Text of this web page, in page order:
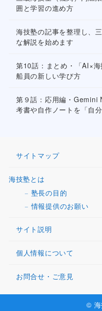
囲と学習の進め方
海技塾の記事を整理し、
な解説を始めます
第10話：まとめ・「AI×
船員の新しい学び方
第９話：応用編・Gemini
考書や自作ノートを「自
サイトマップ
海技塾とは
塾長の目的
情報提供のお願い
サイト説明
個人情報について
お問合せ・ご意見
© 海